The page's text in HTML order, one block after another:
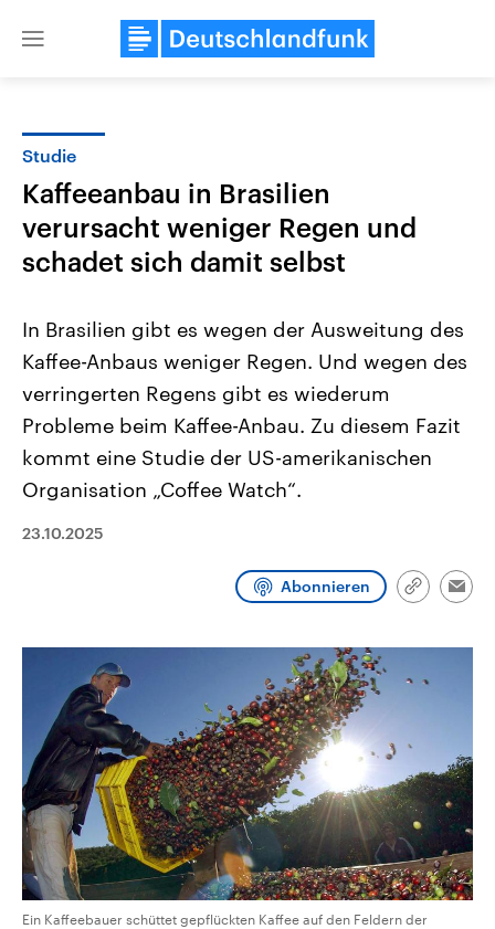
Close
Landtagswahl Sachsen-Anhalt
2026
Alle Informationen
Sachsen-Anhalt wählt am 6.
September 2026 einen neuen
Bundesland von einer Koalition aus
Umfragen, Prognosen,
Wahlprogramme, aktuelle Berichte
und Kandidaten der anstehenden
USA
Aktuelle Beiträge,
Hintergründe
Wirtschaftlich und
gehören die Vereinigten
mit großem Einfluss auf
Studie
Kaffeeanbau in Brasilien
verursacht weniger Regen und
schadet sich damit selbst
In Brasilien gibt es wegen der Ausweitung des
Kaffee-Anbaus weniger Regen. Und wegen des
verringerten Regens gibt es wiederum
Probleme beim Kaffee-Anbau. Zu diesem Fazit
kommt eine Studie der US-amerikanischen
Organisation „Coffee Watch“.
23.10.2025
Abonnieren
Link
Ein Kaffeebauer schüttet gepflückten Kaffee auf den Feldern der